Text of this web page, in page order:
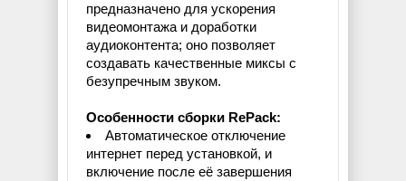
предназначено для ускорения
видеомонтажа и доработки
аудиоконтента; оно позволяет
создавать качественные миксы с
безупречным звуком.
Особенности сборки RePack:
Автоматическое отключение
интернет перед установкой, и
включение после её завершения